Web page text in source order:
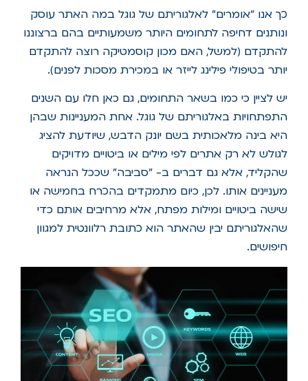
כך אנו "אומרים" לאלגוריתם של גוגל במה האתר עוסק
ונותנים דחיפה לתחומים היותר משמעותיים בהם ברצוננו
להתקדם (למשל, האם מכון קוסמטיקה רוצה להתקדם
יותר בטיפולי פילינג לייזר או במכירת מסכות לפנים).
יש לציין כי כמו בשאר התחומים, גם כאן חלו עם השנים
התפתחויות באלגוריתם של גוגל. אחת המעניינות שבהן
היא בינה מלאכותית בשם יונק הדבש, שיודעת להציג
לגולש לא רק אתרים לפי מילים או ביטויים מדויקים
שהקליד, אלא גם דברים ב- "סביבה" שככל הנראה
מעניינים אותו. לכן, כיום מתמקדים בהכרח בחמישה או
שישה ביטויים ומילות מפתח, אלא מרחיבים אותם כדי
שהאלגוריתם יבין שהאתר הוא כתובת רלוונטית למגוון
חיפושים.